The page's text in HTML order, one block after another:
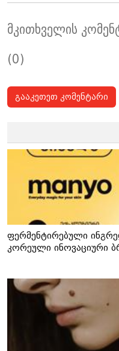
მკითხველის
(0)
გააკეთეთ კომენტარი
ფერმენტირებული
კორეული ინოვაციური